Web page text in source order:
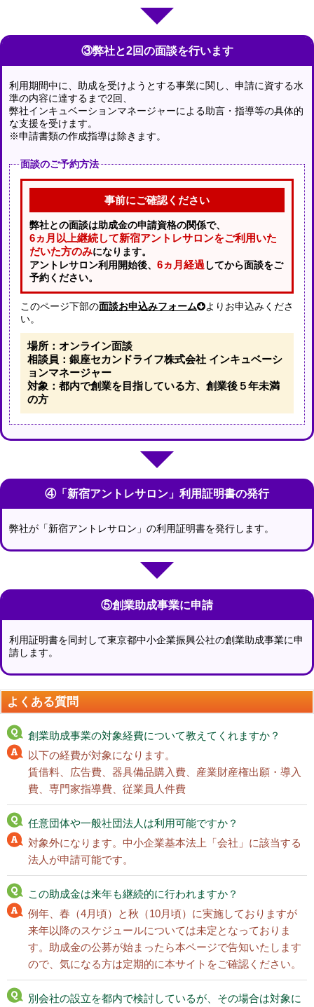
③弊社と2回の面談を行います
利用期間中に、助成を受けようとする事業に関し、申請に資する水
準の内容に達するまで2回、
弊社インキュベーションマネージャーによる助言・指導等の具体的
な支援を受けます。
※申請書類の作成指導は除きます。
事前にご確認ください
弊社との面談は助成金の申請資格の関係で、
6ヵ月以上継続して新宿アントレサロンをご利用いた
だいた方のみになります。
アントレサロン利用開始後、 6ヵ月経過 してから面談をご
予約ください。
このページ下部の面談お申込みフォーム
よりお申込みくださ
い。
面談のご予約方法
場所：オンライン面談
相談員：銀座セカンドライフ株式会社 インキュベーシ
ョンマネージャー
対象：都内で創業を目指している方、創業後５年未満
の方
④「新宿アントレサロン」利用証明書の発行
弊社が「新宿アントレサロン」の利用証明書を発行します。
⑤創業助成事業に申請
利用証明書を同封して東京都中小企業振興公社の創業助成事業に申
請します。
よくある質問
創業助成事業の対象経費について教えてくれますか？
以下の経費が対象になります。
賃借料、広告費、器具備品購入費、産業財産権出願・導入
費、専門家指導費、従業員人件費
任意団体や一般社団法人は利用可能ですか？
対象外になります。中小企業基本法上「会社」に該当する
法人が申請可能です。
この助成金は来年も継続的に行われますか？
例年、春（4月頃）と秋（10月頃）に実施しておりますが
来年以降のスケジュールについては未定となっておりま
す。助成金の公募が始まったら本ページで告知いたします
ので、気になる方は定期的に本サイトをご確認ください。
別会社の設立を都内で検討しているが、その場合は対象に